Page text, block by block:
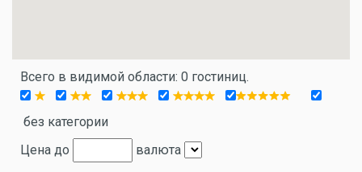
Всего в видимой области: 0 гостиниц.
без категории
Цена до
валюта